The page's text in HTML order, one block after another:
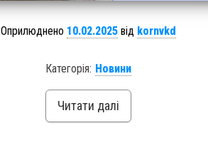
Оприлюднено 10.02.2025 від kornvkd
Категорія: Новини
Читати далі